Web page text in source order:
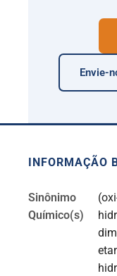
Envie-
INFORMAÇÃO
Sinônimo
Químico(s)